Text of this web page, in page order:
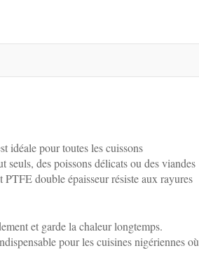
idéale pour toutes les cuissons
des poissons délicats ou des viandes
double épaisseur résiste aux rayures
et garde la chaleur longtemps.
pour les cuisines nigériennes où